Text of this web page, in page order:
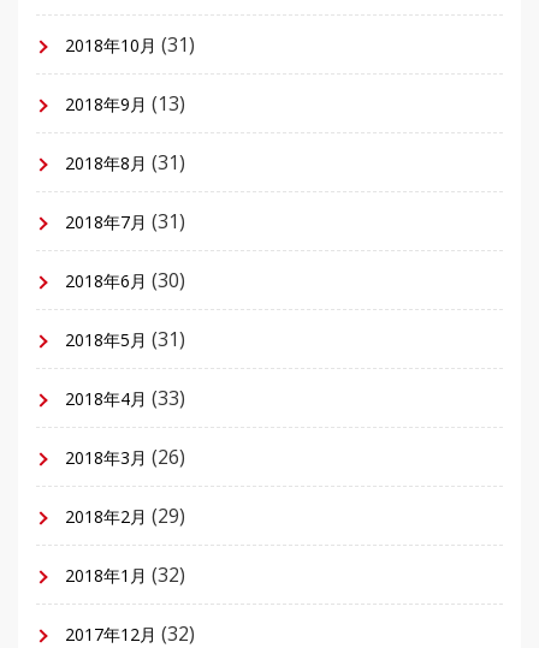
2018年10月 (31)
2018年9月 (13)
2018年8月 (31)
2018年7月 (31)
2018年6月 (30)
2018年5月 (31)
2018年4月 (33)
2018年3月 (26)
2018年2月 (29)
2018年1月 (32)
2017年12月 (32)